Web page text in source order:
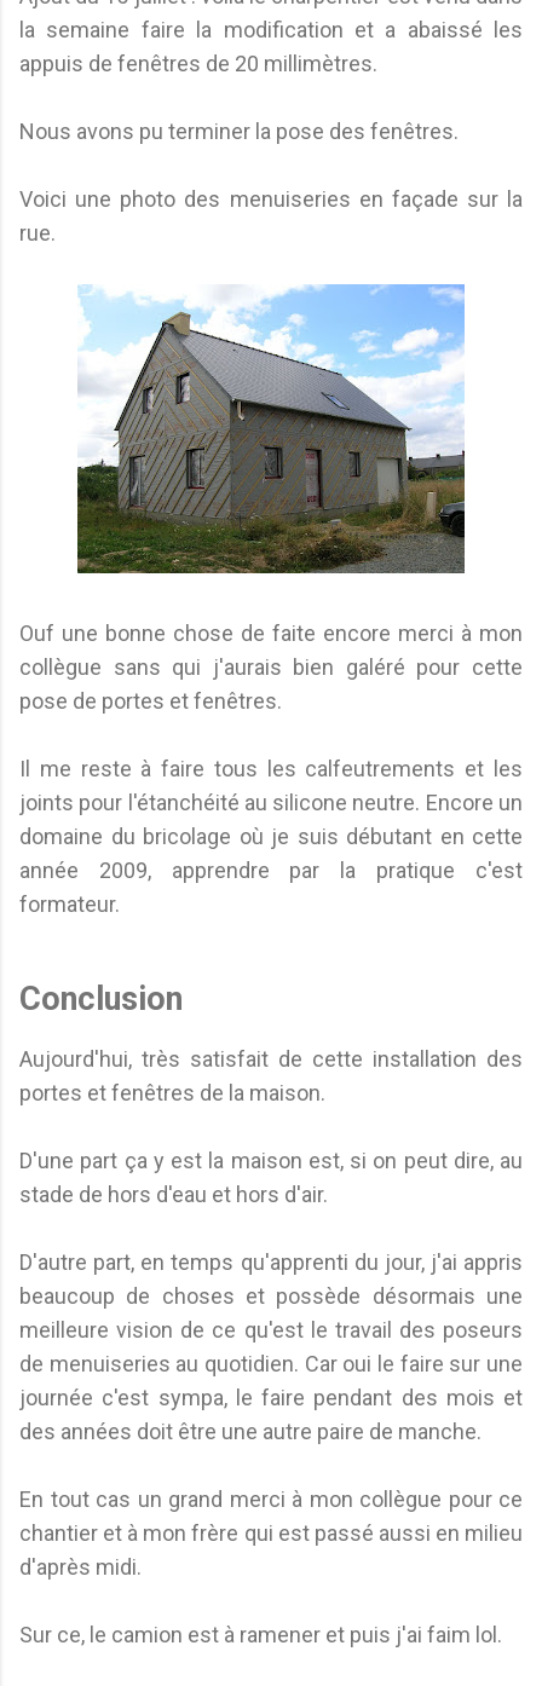
la semaine faire la modification et a abaissé les
appuis de fenêtres de 20 millimètres.
Nous avons pu terminer la pose des fenêtres.
Voici une photo des menuiseries en façade sur la
rue.
Ouf une bonne chose de faite encore merci à mon
collègue sans qui j'aurais bien galéré pour cette
pose de portes et fenêtres.
Il me reste à faire tous les calfeutrements et les
joints pour l'étanchéité au silicone neutre. Encore un
domaine du bricolage où je suis débutant en cette
année 2009, apprendre par la pratique c'est
formateur.
Conclusion
Aujourd'hui, très satisfait de cette installation des
portes et fenêtres de la maison.
D'une part ça y est la maison est, si on peut dire, au
stade de hors d'eau et hors d'air.
D'autre part, en temps qu'apprenti du jour, j'ai appris
beaucoup de choses et possède désormais une
meilleure vision de ce qu'est le travail des poseurs
de menuiseries au quotidien. Car oui le faire sur une
journée c'est sympa, le faire pendant des mois et
des années doit être une autre paire de manche.
En tout cas un grand merci à mon collègue pour ce
chantier et à mon frère qui est passé aussi en milieu
d'après midi.
Sur ce, le camion est à ramener et puis j'ai faim lol.